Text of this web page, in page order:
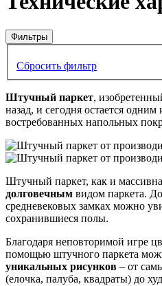
Фильтры
Сбросить фильтр
Штучный паркет,
назад, и сегодня остается
востребованных напольных
Штучный паркет, как и
долговечным видом паркета.
средневековых замках можно
сохранившиеся полы.
Благодаря неповторимой игре
помощью штучного паркета
уникальных рисунков – от
(елочка, палуба, квадраты) до